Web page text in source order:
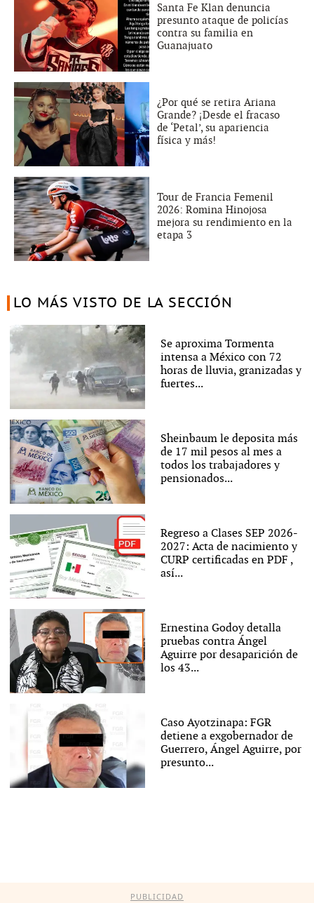
Santa Fe Klan denuncia
presunto ataque de policías
contra su familia en
Guanajuato
¿Por qué se retira Ariana
Grande? ¡Desde el fracaso
de ‘Petal’, su apariencia
física y más!
Tour de Francia Femenil
2026: Romina Hinojosa
mejora su rendimiento en la
etapa 3
LO MÁS VISTO DE LA SECCIÓN
Se aproxima Tormenta
intensa a México con 72
horas de lluvia, granizadas y
fuertes...
Sheinbaum le deposita más
de 17 mil pesos al mes a
todos los trabajadores y
pensionados...
Regreso a Clases SEP 2026-
2027: Acta de nacimiento y
CURP certificadas en PDF ,
así...
Ernestina Godoy detalla
pruebas contra Ángel
Aguirre por desaparición de
los 43...
Caso Ayotzinapa: FGR
detiene a exgobernador de
Guerrero, Ángel Aguirre, por
presunto...
PUBLICIDAD